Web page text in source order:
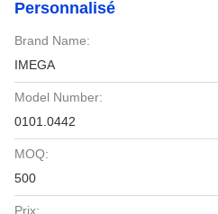
Personnalisé
Brand Name:
IMEGA
Model Number:
0101.0442
MOQ:
500
Prix: